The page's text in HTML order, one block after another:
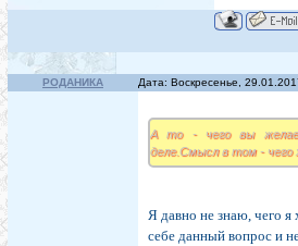
РОДАНИКА Дата: Воскресенье,
А то - чего вы
деле.Смысл в том - чего
Я давно не знаю, чего я
себе данный вопрос и